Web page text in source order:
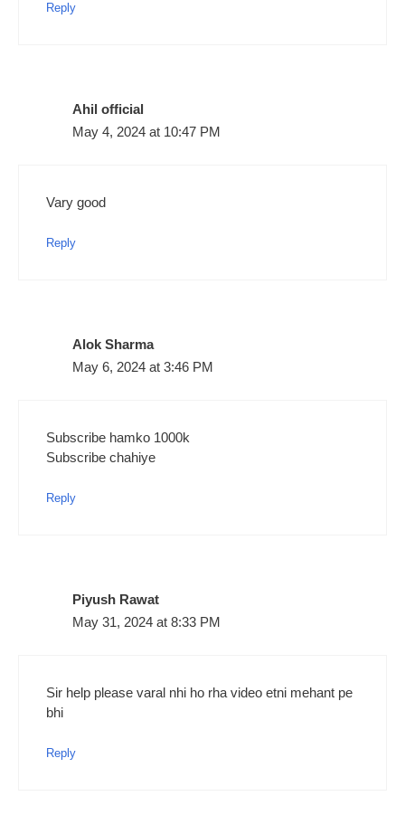
Reply
Ahil official
May 4, 2024 at 10:47 PM
Vary good
Reply
Alok Sharma
May 6, 2024 at 3:46 PM
Subscribe hamko 1000k
Subscribe chahiye
Reply
Piyush Rawat
May 31, 2024 at 8:33 PM
Sir help please varal nhi ho rha video etni mehant pe
bhi
Reply